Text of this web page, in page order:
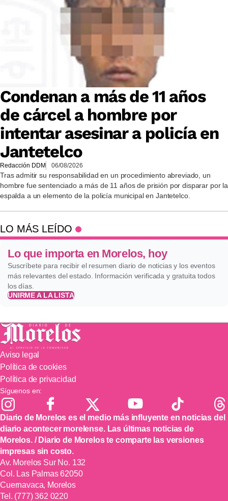
Condenan a más de 11 años
de cárcel a hombre por
intentar asesinar a policía en
Jantetelco
Redacción DDM 06/08/2026
Tras admitir su responsabilidad en un procedimiento abreviado, un
hombre fue sentenciado a más de 11 años de prisión por disparar por la
espalda a un elemento de la policía municipal en Jantetelco.
LO MÁS LEÍDO
Lo que importa en Morelos, hoy
Suscríbete para recibir el resumen diario de noticias y los eventos
más relevantes del estado. Información verificada y gratuita todos
los días.
UNIRME A LA LISTA
Aviso legal
Política de cookies
Política de privacidad
Síguenos en:
Diario de Morelos es el medio más influyente en noticias del
diario acontecer morelense. Las últimas noticias de
Morelos. / Diario de Morelos te comparte las versiones
impresas sin costo.
Av. Morelos Sur No. 132
Col. Las Palmas 62050
Cuernavaca, Morelos
Tel. (777) 362 0220